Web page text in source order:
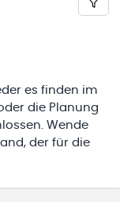
es finden im
die Planung
Wende
der für die